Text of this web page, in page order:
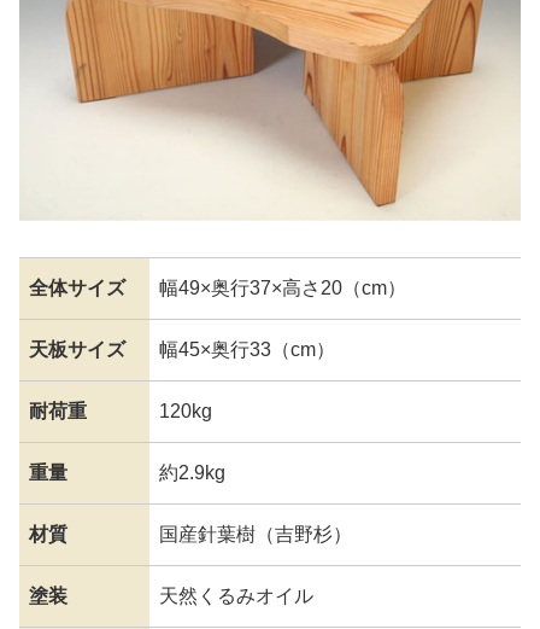
全体サイズ 幅49×奥行37×高さ20（cm）
天板サイズ 幅45×奥行33（cm）
耐荷重 120kg
重量 約2.9kg
材質 国産針葉樹（吉野杉）
塗装 天然くるみオイル